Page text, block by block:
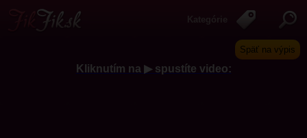
Späť na výpis
Kliknutím na ▶ spustíte video: